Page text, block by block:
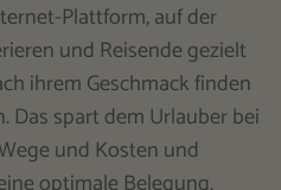
Plattform, auf der
und Reisende gezielt
ihrem Geschmack finden
spart dem Urlauber bei
und Kosten und